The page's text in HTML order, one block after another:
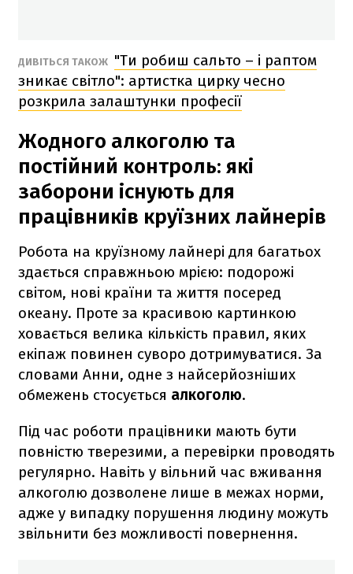
ДИВІТЬСЯ ТАКОЖ "Ти робиш сальто – і раптом
зникає світло": артистка цирку чесно
розкрила залаштунки професії
Жодного алкоголю та
постійний контроль: які
заборони існують для
працівників круїзних лайнерів
Робота на круїзному лайнері для багатьох
здається справжньою мрією: подорожі
світом, нові країни та життя посеред
океану. Проте за красивою картинкою
ховається велика кількість правил, яких
екіпаж повинен суворо дотримуватися. За
словами Анни, одне з найсерйозніших
обмежень стосується алкоголю.
Під час роботи працівники мають бути
повністю тверезими, а перевірки проводять
регулярно. Навіть у вільний час вживання
алкоголю дозволене лише в межах норми,
адже у випадку порушення людину можуть
звільнити без можливості повернення.